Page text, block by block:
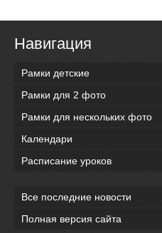
Навигация
Рамки детские
Рамки для 2 фото
Рамки для нескольких фото
Календари
Расписание уроков
Все последние новости
Полная версия сайта